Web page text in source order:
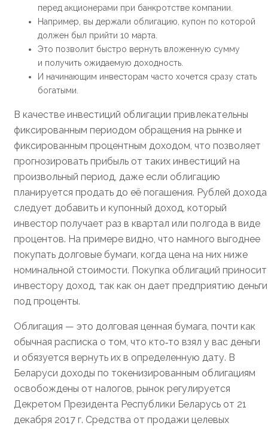
перед акционерами при банкротстве компании.
Например, вы держали облигацию, купон по которой
должен был прийти 10 марта.
Это позволит быстро вернуть вложенную сумму
и получить ожидаемую доходность.
И начинающим инвесторам часто хочется сразу стать
богатыми.
В качестве инвестиций облигации привлекательны
фиксированным периодом обращения на рынке и
фиксированным процентным доходом, что позволяет
прогнозировать прибыль от таких инвестиций на
произвольный период, даже если облигацию
планируется продать до её погашения. Рублей дохода
следует добавить и купонный доход, который
инвестор получает раз в квартал или полгода в виде
процентов. На примере видно, что намного выгоднее
покупать долговые бумаги, когда цена на них ниже
номинальной стоимости. Покупка облигаций приносит
инвестору доход, так как он дает предприятию деньги
под проценты.
Облигация — это долговая ценная бумага, почти как
обычная расписка о том, что кто‑то взял у вас деньги
и обязуется вернуть их в определенную дату. В
Беларуси доходы по токенизированным облигациям
освобождены от налогов, рынок регулируется
Декретом Президента Республики Беларусь от 21
декабря 2017 г. Средства от продажи целевых